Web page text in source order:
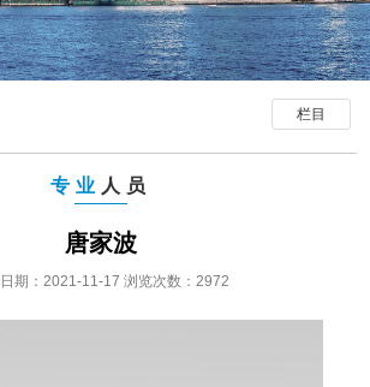
栏目
专业 人员
唐家波
期：2021-11-17 浏览次数：2972